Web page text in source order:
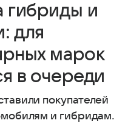
гибриды и
для
марок
в очереди
покупателей
и гибридам.